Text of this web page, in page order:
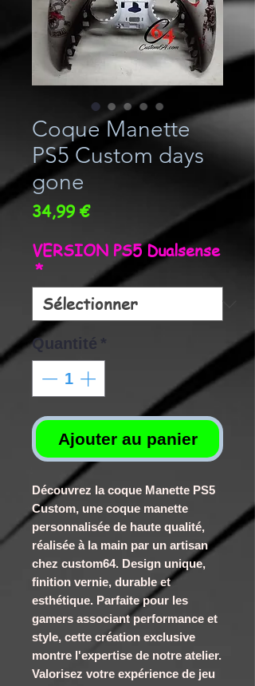
Coque Manette
PS5 Custom days
gone
34,99 €Prix
VERSION PS5 Dualsense
*
Quantité *
Ajouter au panier
Découvrez la coque Manette PS5
Custom, une coque manette
personnalisée de haute qualité,
réalisée à la main par un artisan
chez custom64. Design unique,
finition vernie, durable et
esthétique. Parfaite pour les
gamers associant performance et
style, cette création exclusive
montre l'expertise de notre atelier.
Valorisez votre expérience de jeu